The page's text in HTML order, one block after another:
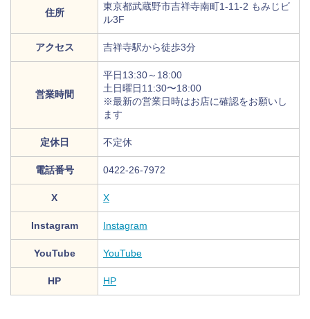
住所
東京都武蔵野市吉祥寺南町1-11-2 もみじビ
ル3F
アクセス 吉祥寺駅から徒歩3分
営業時間
平日13:30～18:00
土日曜日11:30〜18:00
※最新の営業日時はお店に確認をお願いし
ます
定休日 不定休
電話番号 0422-26-7972
X X
Instagram Instagram
YouTube YouTube
HP HP